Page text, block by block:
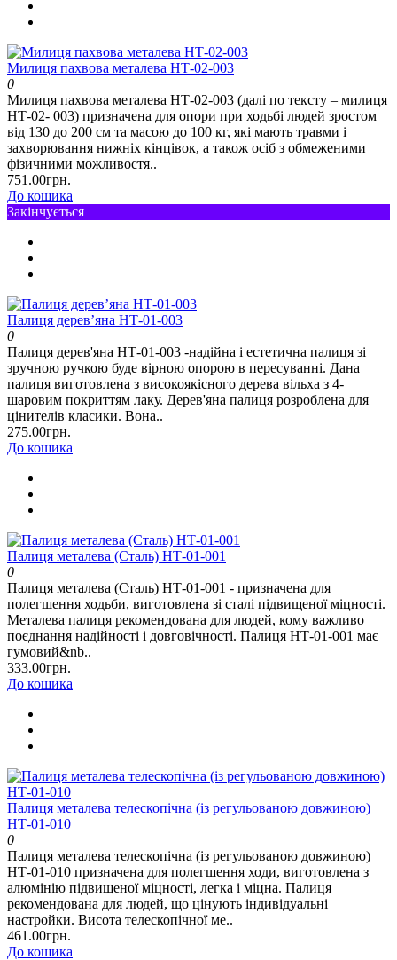
Милиця пахвова металева НТ-02-003
0
Милиця пахвова металева НТ-02-003 (далі по тексту – милиця
НТ-02- 003) призначена для опори при ходьбі людей зростом
від 130 до 200 см та масою до 100 кг, які мають травми і
захворювання нижніх кінцівок, а також осіб з обмеженими
фізичними можливостя..
751.00грн.
До кошика
Закінчується
Палиця дерев’яна НТ-01-003
0
Палиця дерев'яна НТ-01-003 -надійна і естетична палиця зі
зручною ручкою буде вірною опорою в пересуванні. Дана
палиця виготовлена з високоякісного дерева вільха з 4-
шаровим покриттям лаку. Дерев'яна палиця розроблена для
цінителів класики. Вона..
275.00грн.
До кошика
Палиця металева (Сталь) НТ-01-001
0
Палиця металева (Сталь) НТ-01-001 - призначена для
полегшення ходьби, виготовлена зі сталі підвищеної міцності.
Металева палиця рекомендована для людей, кому важливо
поєднання надійності і довговічності. Палиця НТ-01-001 має
гумовий&nb..
333.00грн.
До кошика
Палиця металева телескопічна (із регульованою довжиною)
НТ-01-010
0
Палиця металева телескопічна (із регульованою довжиною)
НТ-01-010 призначена для полегшення ходи, виготовлена ​​з
алюмінію підвищеної міцності, легка і міцна. Палиця
рекомендована для людей, що цінують індивідуальні
настройки. Висота телескопічної ме..
461.00грн.
До кошика